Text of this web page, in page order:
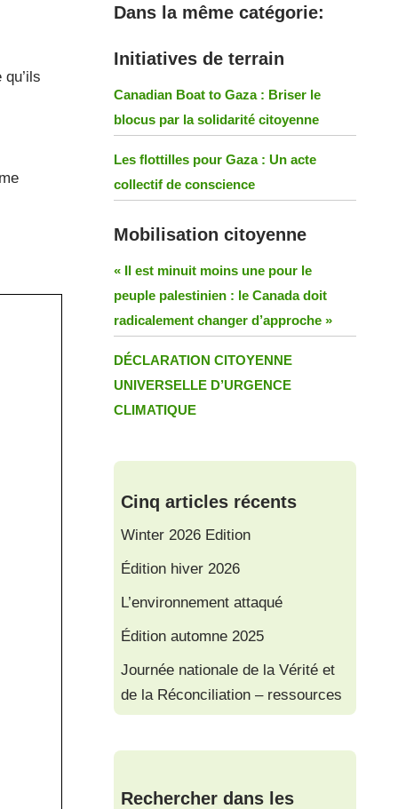
Dans la même catégorie:
Initiatives de terrain
Canadian Boat to Gaza : Briser le
blocus par la solidarité citoyenne
Les flottilles pour Gaza : Un acte
collectif de conscience
Mobilisation citoyenne
« Il est minuit moins une pour le
peuple palestinien : le Canada doit
radicalement changer d’approche »
DÉCLARATION CITOYENNE
UNIVERSELLE D’URGENCE
CLIMATIQUE
Cinq articles récents
Winter 2026 Edition
Édition hiver 2026
L’environnement attaqué
Édition automne 2025
Journée nationale de la Vérité et
de la Réconciliation – ressources
Rechercher dans les